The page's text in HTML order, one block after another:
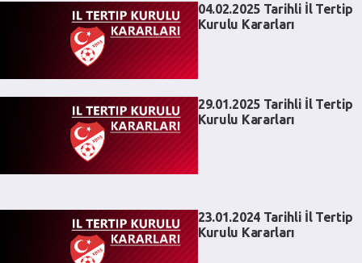
04.02.2025 Tarihli İl Tertip
Kurulu Kararları
29.01.2025 Tarihli İl Tertip
Kurulu Kararları
23.01.2024 Tarihli İl Tertip
Kurulu Kararları